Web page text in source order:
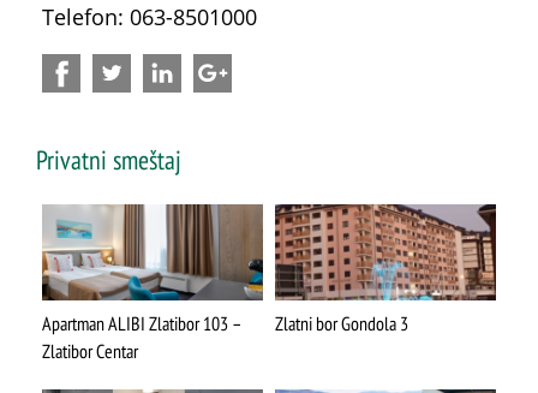
Korisni linkovi
Aplikacije
Telefon: 063-8501000
Privatni smeštaj
Apartman ALIBI Zlatibor 103 –
Zlatibor Centar
Zlatni bor Gondola 3